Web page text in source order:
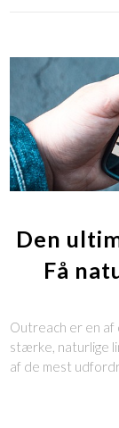
Den
Få
Outreach er en
stærke, naturlige
af de mest